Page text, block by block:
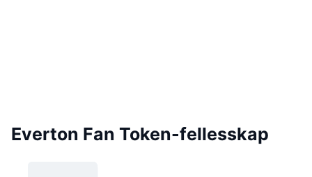
Everton Fan Token-fellesskap